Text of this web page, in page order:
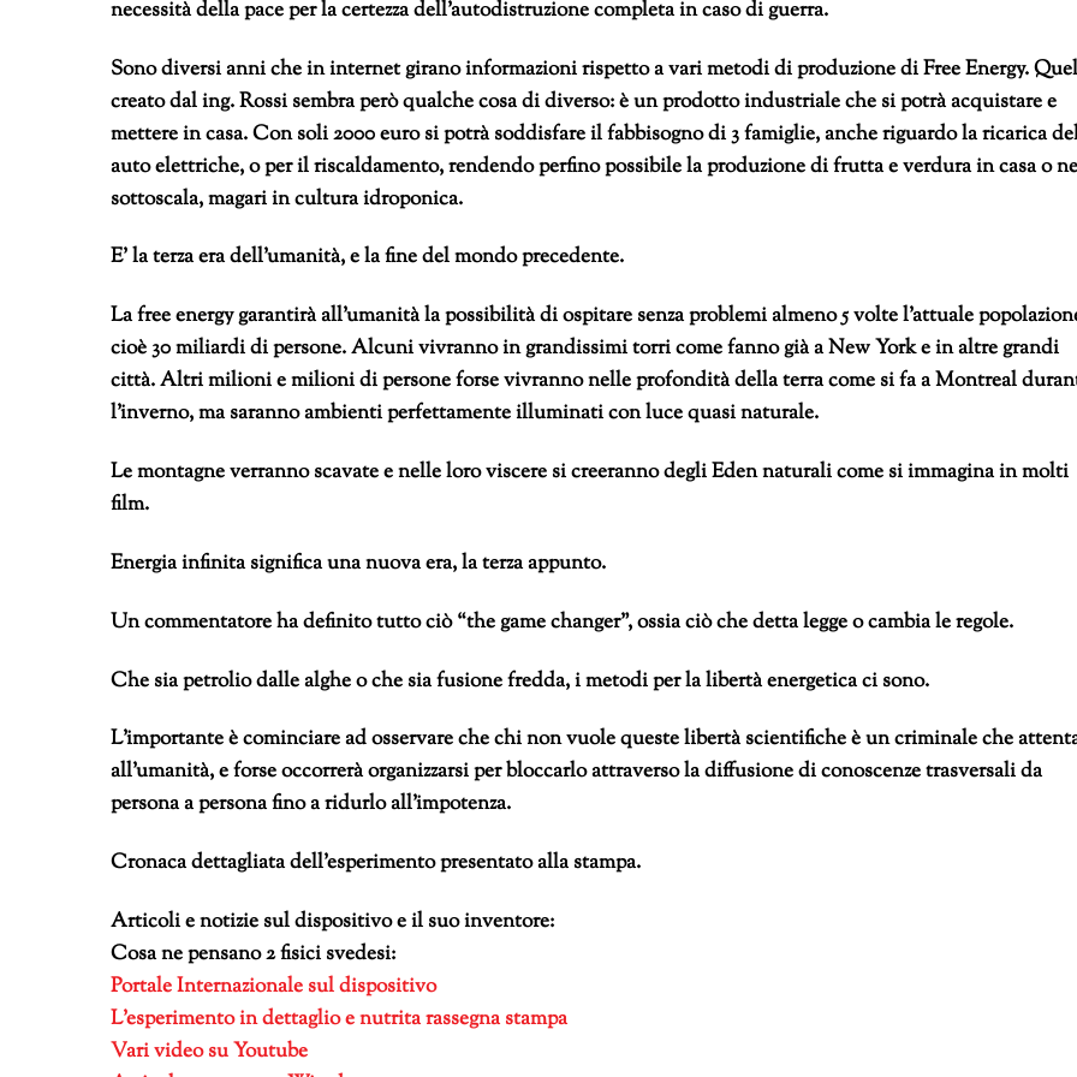
necessità della pace per la certezza dell’autodistruzione completa in caso di guerra.
Sono diversi anni che in internet girano informazioni rispetto a vari metodi di produzione di Free Energy.
creato dal ing. Rossi sembra però qualche cosa di diverso: è un prodotto industriale che si potrà acquistare e
mettere in casa. Con soli 2000 euro si potrà soddisfare il fabbisogno di 3 famiglie, anche riguardo la ricarica
auto elettriche, o per il riscaldamento, rendendo perfino possibile la produzione di frutta e verdura in casa o
sottoscala, magari in cultura idroponica.
E’ la terza era dell’umanità, e la fine del mondo precedente.
La free energy garantirà all’umanità la possibilità di ospitare senza problemi almeno 5 volte l’attuale
cioè 30 miliardi di persone. Alcuni vivranno in grandissimi torri come fanno già a New York e in altre grandi
città. Altri milioni e milioni di persone forse vivranno nelle profondità della terra come si fa a Montreal
l’inverno, ma saranno ambienti perfettamente illuminati con luce quasi naturale.
Le montagne verranno scavate e nelle loro viscere si creeranno degli Eden naturali come si immagina in molti
film.
Energia infinita significa una nuova era, la terza appunto.
Un commentatore ha definito tutto ciò “the game changer”, ossia ciò che detta legge o cambia le regole.
Che sia petrolio dalle alghe o che sia fusione fredda, i metodi per la libertà energetica ci sono.
L’importante è cominciare ad osservare che chi non vuole queste libertà scientifiche è un criminale che
all’umanità, e forse occorrerà organizzarsi per bloccarlo attraverso la diffusione di conoscenze trasversali da
persona a persona fino a ridurlo all’impotenza.
Cronaca dettagliata dell’esperimento presentato alla stampa.
Articoli e notizie sul dispositivo e il suo inventore:
Cosa ne pensano 2 fisici svedesi:
Portale Internazionale sul dispositivo
L’esperimento in dettaglio e nutrita rassegna stampa
Vari video su Youtube